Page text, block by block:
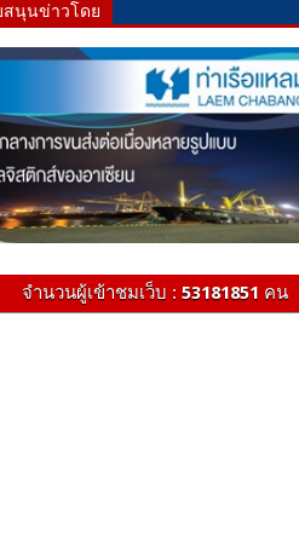
นุนข่าวโดย
จำนวนผู้เข้าชมเว็บ : 53181851 คน